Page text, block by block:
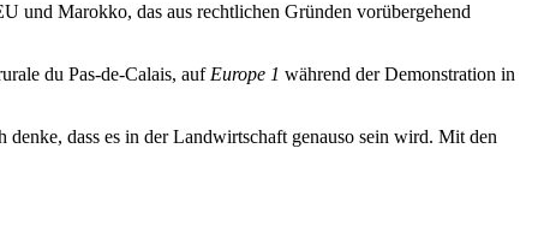
und Marokko, das aus rechtlichen Gründen vorübergehend
du Pas-de-Calais, auf Europe 1 während der Demonstration in
dass es in der Landwirtschaft genauso sein wird. Mit den